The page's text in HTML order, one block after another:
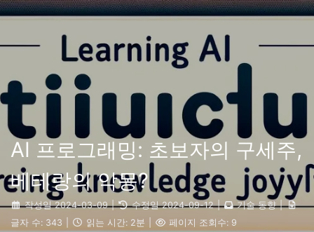
AI 변혁으로 가는 길
검색 홈 아카이브 태그 카테고리
🇰🇷 한국어
AI 프로그래밍: 초보자의 구세주,
베테랑의 악몽?
작성일 2024-03-09 | 수정일 2024-09-12 | 기술 동향 |
글자 수: 343 읽는 시간: 2분 페이지 조회수: 9